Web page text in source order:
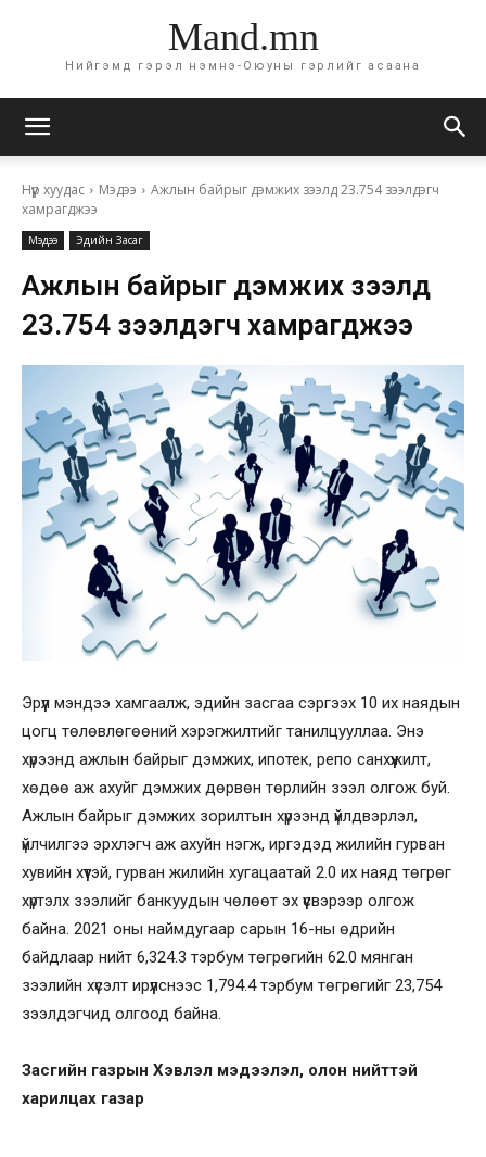
Mand.mn
Нийгэмд гэрэл нэмнэ-Оюуны гэрлийг асаана
Нүүр хуудас Мэдээ
Ажлын байрыг дэмжих зээлд 23.754 зээлдэгч
хамрагджээ
Мэдээ Эдийн Засаг
Ажлын байрыг дэмжих зээлд
23.754 зээлдэгч хамрагджээ
Эрүүл мэндээ хамгаалж, эдийн засгаа сэргээх 10 их наядын
цогц төлөвлөгөөний хэрэгжилтийг танилцууллаа. Энэ
хүрээнд ажлын байрыг дэмжих, ипотек, репо санхүүжилт,
хөдөө аж ахуйг дэмжих дөрвөн төрлийн зээл олгож буй.
Ажлын байрыг дэмжих зорилтын хүрээнд үйлдвэрлэл,
үйлчилгээ эрхлэгч аж ахуйн нэгж, иргэдэд жилийн гурван
хувийн хүүтэй, гурван жилийн хугацаатай 2.0 их наяд төгрөг
хүртэлх зээлийг банкуудын чөлөөт эх үүсвэрээр олгож
байна. 2021 оны наймдугаар сарын 16-ны өдрийн
байдлаар нийт 6,324.3 тэрбум төгрөгийн 62.0 мянган
зээлийн хүсэлт ирүүлснээс 1,794.4 тэрбум төгрөгийг 23,754
зээлдэгчид олгоод байна.
Засгийн газрын Хэвлэл мэдээлэл, олон нийттэй
харилцах газар